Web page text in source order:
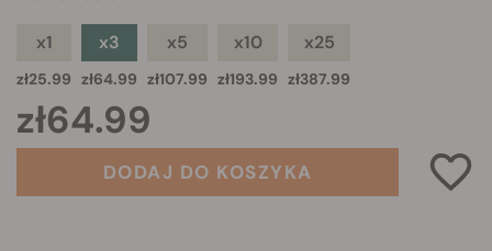
x1
zł25.99
x3
zł64.99
x5
zł107.99
x10
zł193.99
x25
zł387.99
zł64.99
DODAJ DO KOSZYKA